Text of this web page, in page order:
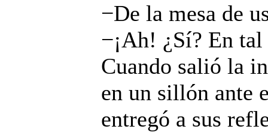
−De la mesa de
−¡Ah! ¿Sí? En
Cuando salió la
en un sillón ante
entregó a sus